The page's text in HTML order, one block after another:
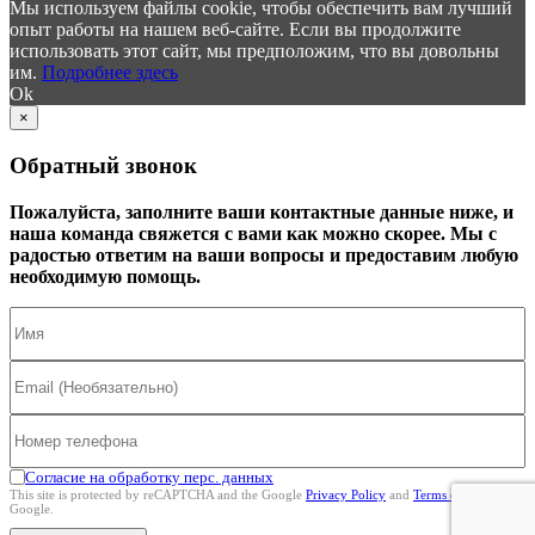
Мы используем файлы cookie, чтобы обеспечить вам лучший
опыт работы на нашем веб-сайте. Если вы продолжите
использовать этот сайт, мы предположим, что вы довольны
им. Подробнее здесь
Ok
×
Обратный звонок
Пожалуйста, заполните ваши контактные данные ниже, и
наша команда свяжется с вами как можно скорее. Мы с
радостью ответим на ваши вопросы и предоставим любую
необходимую помощь.
Согласие на обработку перс. данных
This site is protected by reCAPTCHA and the Google Privacy Policy and Terms of Service
Google.